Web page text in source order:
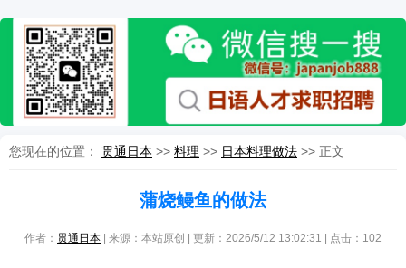
您现在的位置： 贯通日本 >> 料理 >> 日本料理做法 >> 正文
蒲烧鳗鱼的做法
作者： 贯通日本 | 来源：本站原创 | 更新：2026/5/12 13:02:31 | 点击： 102